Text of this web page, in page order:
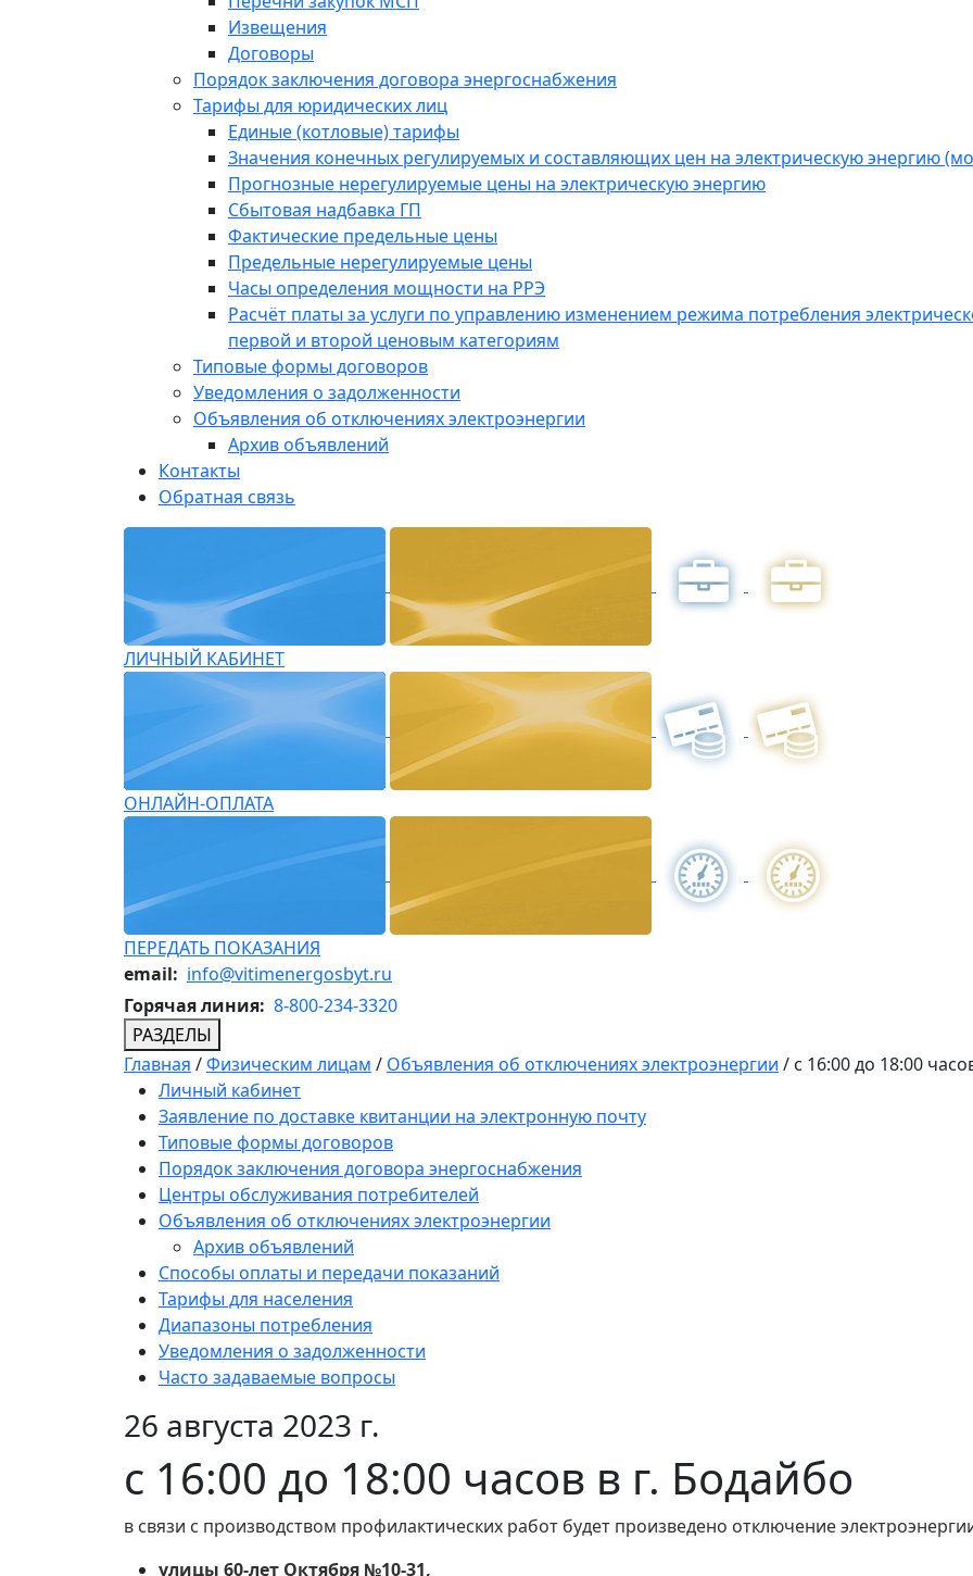
Извещения
Договоры
Порядок заключения договора энергоснабжения
Тарифы для юридических лиц
Единые (котловые) тарифы
Значения конечных регулируемых и составляющих цен на электрическую энергию
Прогнозные нерегулируемые цены на электрическую энергию
Сбытовая надбавка ГП
Фактические предельные цены
Предельные нерегулируемые цены
Часы определения мощности на РРЭ
Расчёт платы за услуги по управлению изменением режима потребления
первой и второй ценовым категориям
Типовые формы договоров
Уведомления о задолженности
Объявления об отключениях электроэнергии
Архив объявлений
Контакты
Обратная связь
ЛИЧНЫЙ КАБИНЕТ
ОНЛАЙН-ОПЛАТА
ПЕРЕДАТЬ ПОКАЗАНИЯ
email: info@vitimenergosbyt.ru
Горячая линия: 8-800-234-3320
РАЗДЕЛЫ
Главная /Физическим лицам / Объявления об отключениях электроэнергии / с 16:00 до 18:00
Личный кабинет
Заявление по доставке квитанции на электронную почту
Типовые формы договоров
Порядок заключения договора энергоснабжения
Центры обслуживания потребителей
Объявления об отключениях электроэнергии
Архив объявлений
Способы оплаты и передачи показаний
Тарифы для населения
Диапазоны потребления
Уведомления о задолженности
Часто задаваемые вопросы
26 августа 2023 г.
с 16:00 до 18:00 часов в г. Бодайбо
в связи с производством профилактических работ будет произведено отключение
улицы 60-лет Октября №10-31,